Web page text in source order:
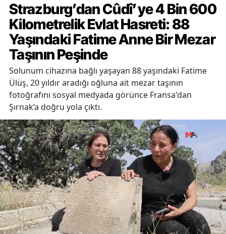
Strazburg’dan Cûdî’ye 4 Bin 600
Kilometrelik Evlat Hasreti: 88
Yaşındaki Fatime Anne Bir Mezar
Taşının Peşinde
Solunum cihazına bağlı yaşayan 88 yaşındaki Fatime
Ülüş, 20 yıldır aradığı oğluna ait mezar taşının
fotoğrafını sosyal medyada görünce Fransa'dan
Şırnak’a doğru yola çıktı.